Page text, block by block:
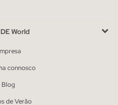
World
connosco
Blog
de Verão